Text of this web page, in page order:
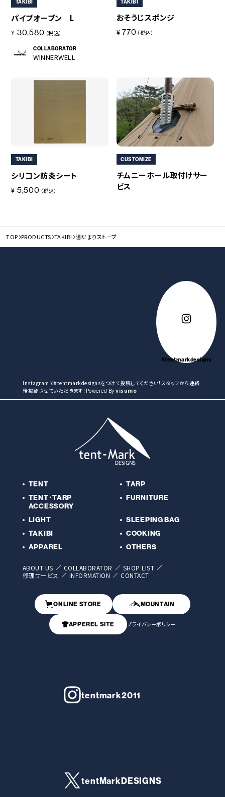
TAKIBI
パイプオーブン L
¥ 30,580 （税込）
COLLABORATOR
WINNERWELL
TAKIBI
おそうじスポンジ
¥ 770 （税込）
TAKIBI
シリコン防炎シート
¥ 5,500 （税込）
CUSTOMIZE
チムニーホール取付けサー
ビス
TOP PRODUCTS TAKIBI 陽だまりストーブ
#tentmarkdesigns
Instagramで#tentmarkdesignsをつけて投稿してください！スタッフから連絡
後掲載させていただきます！Powered By visumo
TENT
TARP
TENT･TARP
ACCESSORY
FURNITURE
LIGHT
SLEEPING BAG
TAKIBI
COOKING
APPAREL
OTHERS
ABOUT US COLLABORATOR
SHOP LIST
修理サービス
INFORMATION CONTACT
ONLINE STORE MOUNTAIN
APPEREL SITE プライバシーポリシー
tentmark2011
tentMarkDESIGNS